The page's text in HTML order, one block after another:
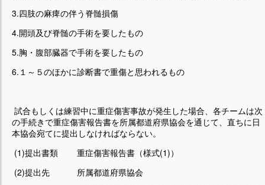
3.四肢の麻痺の伴う脊髄損傷
4.開頭及び脊髄の手術を要したもの
5.胸・腹部臓器で手術を要したもの
6.１～５のほかに診断書で重傷と思われるもの
試合もしくは練習中に重症傷害事故が発生した場合、各チームは次
の手続きで重症傷害報告書を所属都道府県協会を通じて、直ちに日
本協会宛てに提出しなければならない。
(1)提出書類 重症傷害報告書（様式(1)）
(2)提出先 所属都道府県協会